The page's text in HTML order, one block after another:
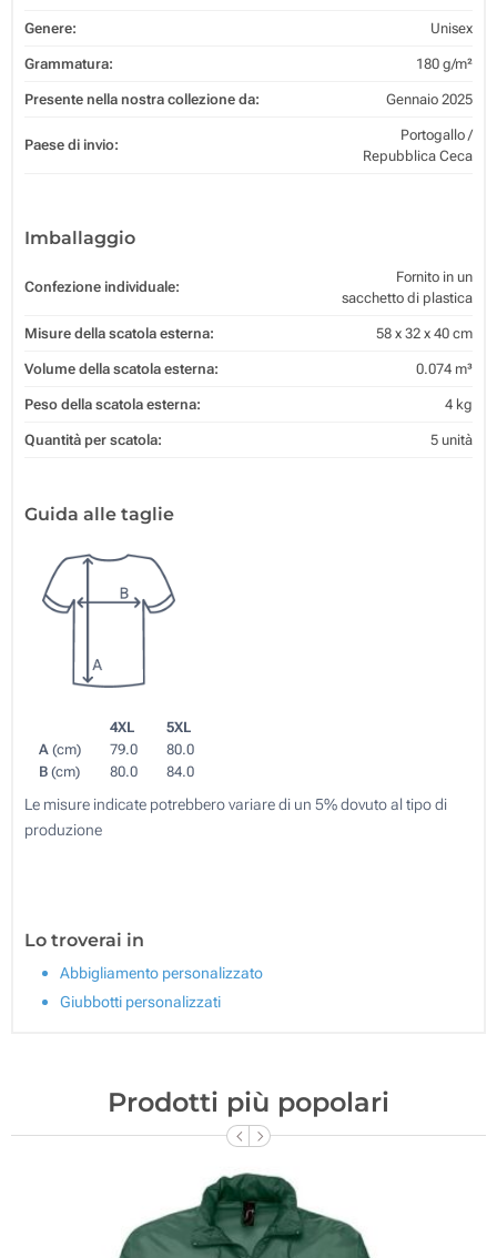
Genere: Unisex
Grammatura: 180 g/m²
Presente nella nostra collezione da: Gennaio 2025
Paese di invio:
Portogallo /
Repubblica Ceca
Imballaggio
Confezione individuale:
Fornito in un
sacchetto di plastica
Misure della scatola esterna: 58 x 32 x 40 cm
Volume della scatola esterna: 0.074 m³
Peso della scatola esterna: 4 kg
Quantità per scatola: 5 unità
Guida alle taglie
4XL
5XL
A (cm) 79.0
80.0
B (cm) 80.0 84.0
Le misure indicate potrebbero variare di un 5% dovuto al tipo di
produzione
Lo troverai in
Abbigliamento personalizzato
Giubbotti personalizzati
Prodotti più popolari